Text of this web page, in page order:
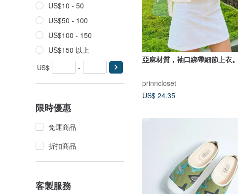
US$10 - 50
US$50 - 100
US$100 - 150
US$150 以上
US$ -
限時優惠
免運商品
折扣商品
客製服務
亞麻材質，袖口綁帶細節上衣。
prinncloset
US$ 24.35